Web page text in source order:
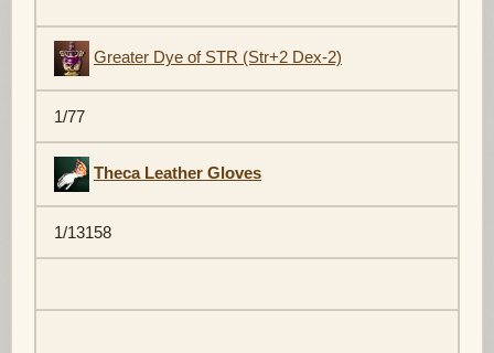
Greater Dye of STR (Str+2 Dex-2)
1/77
Theca Leather Gloves
1/13158